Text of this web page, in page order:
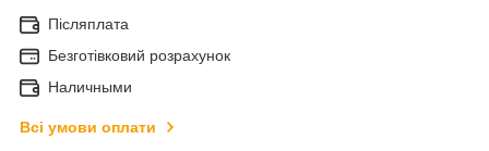
Післяплата
Безготівковий розрахунок
Наличными
Всі умови оплати